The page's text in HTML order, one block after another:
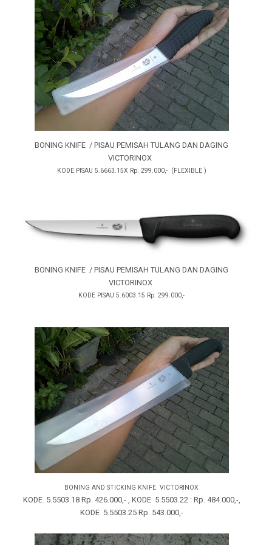
BONING KNIFE / PISAU PEMISAH TULANG DAN DAGING
VICTORINOX
KODE PISAU 5.6663.15X Rp. 299.000,- (FLEXIBLE )
BONING KNIFE / PISAU PEMISAH TULANG DAN DAGING
VICTORINOX
KODE PISAU 5.6003.15 Rp. 299.000,-
BONING AND STICKING KNIFE VICTORINOX
KODE 5.5503.18 Rp. 426.000,- , KODE 5.5503.22 : Rp. 484.000,-,
KODE 5.5503.25 Rp. 543.000,-